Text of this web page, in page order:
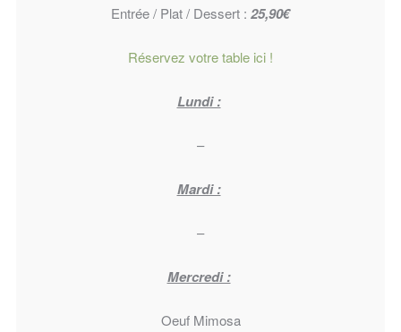
Entrée / Plat / Dessert : 25,90€
Réservez votre table ici !
Lundi :
–
Mardi :
–
Mercredi :
Oeuf Mimosa